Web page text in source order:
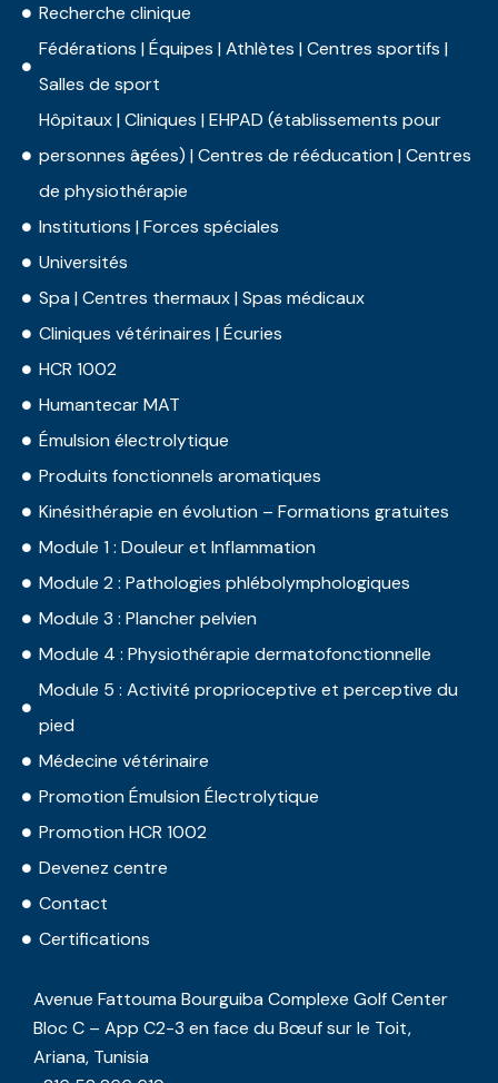
Recherche clinique
Fédérations | Équipes | Athlètes | Centres sportifs |
Salles de sport
Hôpitaux | Cliniques | EHPAD (établissements pour
personnes âgées) | Centres de rééducation | Centres
de physiothérapie
Institutions | Forces spéciales
Universités
Spa | Centres thermaux | Spas médicaux
Cliniques vétérinaires | Écuries
HCR 1002
Humantecar MAT
Émulsion électrolytique
Produits fonctionnels aromatiques
Kinésithérapie en évolution – Formations gratuites
Module 1 : Douleur et Inflammation
Module 2 : Pathologies phlébolymphologiques
Module 3 : Plancher pelvien
Module 4 : Physiothérapie dermatofonctionnelle
Module 5 : Activité proprioceptive et perceptive du
pied
Médecine vétérinaire
Promotion Émulsion Électrolytique
Promotion HCR 1002
Devenez centre
Contact
Certifications
Avenue Fattouma Bourguiba Complexe Golf Center
Bloc C – App C2-3 en face du Bœuf sur le Toit,
Ariana, Tunisia